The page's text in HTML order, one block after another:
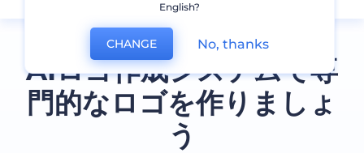
AIロゴ作成システムで専
門的なロゴを作りましょ
う
English?
CHANGE No, thanks